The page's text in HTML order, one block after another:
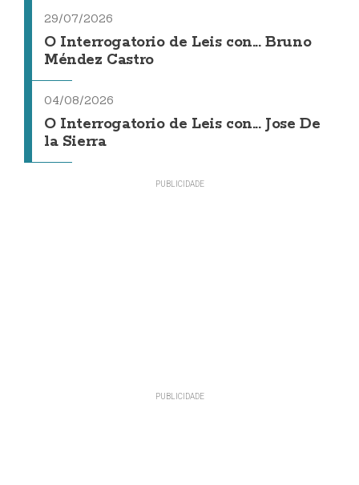
29/07/2026
O Interrogatorio de Leis con... Bruno
Méndez Castro
04/08/2026
O Interrogatorio de Leis con... Jose De
la Sierra